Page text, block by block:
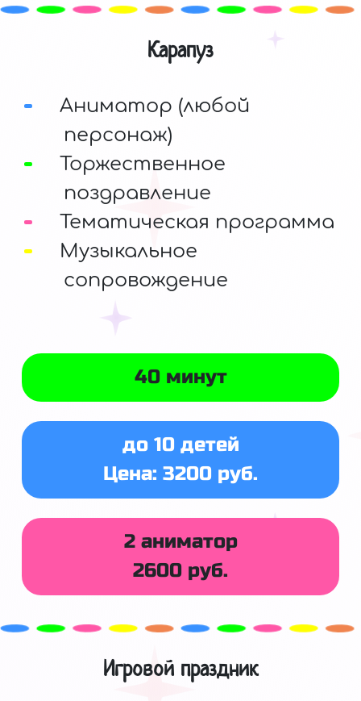
Карапуз
Аниматор (любой
персонаж)
Торжественное
поздравление
Тематическая программа
Музыкальное
сопровождение
40 минут
до 10 детей
Цена: 3200 руб.
2 аниматор
2600 руб.
Игровой праздник